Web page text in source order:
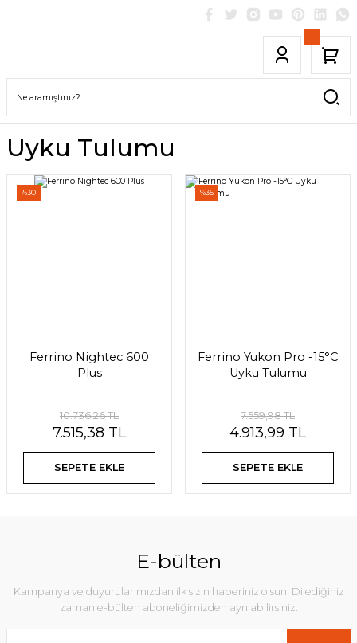
Uyku Tulumu
%30
Ferrino Nightec 600
Plus
10.736,26 TL
7.515,38 TL
SEPETE EKLE
%35
Ferrino Yukon Pro -15°C
Uyku Tulumu
7.559,98 TL
4.913,99 TL
SEPETE EKLE
E-bülten
Kampanya ve duyurularımızdan ilk sizin haberiniz olsun! Dilediğiniz
zaman e-bülten aboneliğimizden ayrılabilirsiniz.